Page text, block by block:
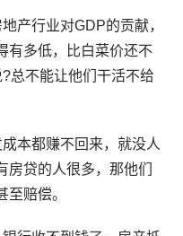
产行业对GDP的贡献，
有多低，比白菜价还不
总不能让他们干活不给
本都赚不回来，就没人
贷的人很多，那他们
赔偿。